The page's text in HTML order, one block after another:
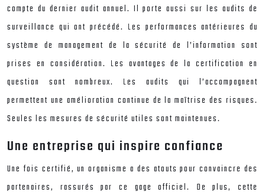
compte du dernier audit annuel. Il porte aussi sur les audits de
surveillance qui ont précédé. Les performances antérieures du
système de management de la sécurité de l’information sont
prises en considération. Les avantages de la certification en
question sont nombreux. Les audits qui l’accompagnent
permettent une amélioration continue de la maîtrise des risques.
Seules les mesures de sécurité utiles sont maintenues.
Une entreprise qui inspire confiance
Une fois certifié, un organisme a des atouts pour convaincre des
partenaires, rassurés par ce gage officiel. De plus, cette